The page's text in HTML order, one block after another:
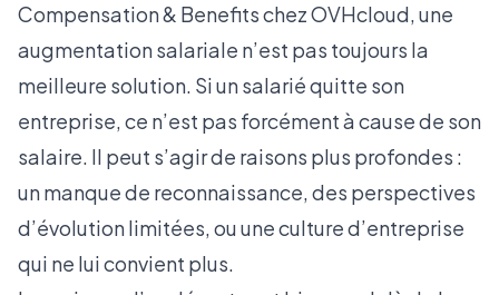
Compensation & Benefits chez OVHcloud, une
augmentation salariale n’est pas toujours la
meilleure solution. Si un salarié quitte son
entreprise, ce n’est pas forcément à cause de son
salaire. Il peut s’agir de raisons plus profondes :
un manque de reconnaissance, des perspectives
d’évolution limitées, ou une culture d’entreprise
qui ne lui convient plus.